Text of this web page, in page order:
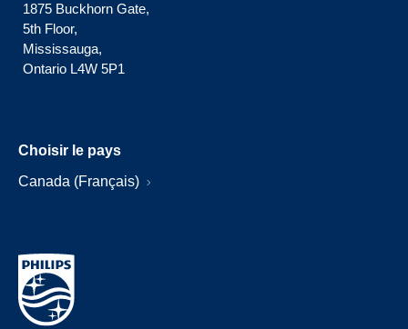
1875 Buckhorn Gate,
5th Floor,
Mississauga,
Ontario L4W 5P1
Choisir le pays
Canada (Français)